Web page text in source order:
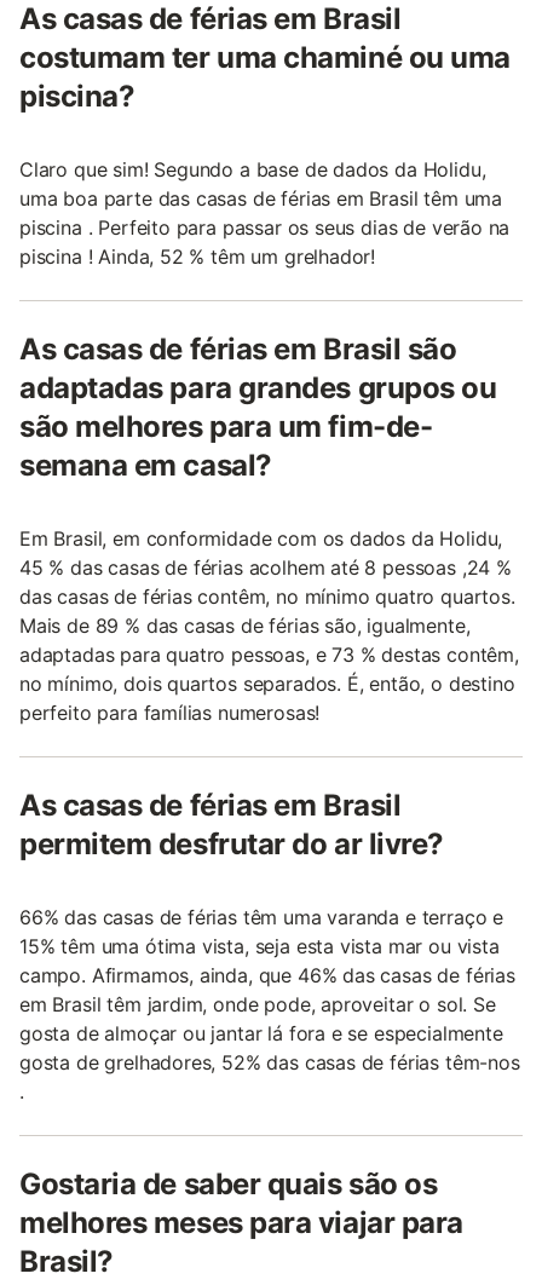
As casas de férias em Brasil
costumam ter uma chaminé ou uma
piscina?
Claro que sim! Segundo a base de dados da Holidu,
uma boa parte das casas de férias em Brasil têm uma
piscina . Perfeito para passar os seus dias de verão na
piscina ! Ainda, 52 % têm um grelhador!
As casas de férias em Brasil são
adaptadas para grandes grupos ou
são melhores para um fim-de-
semana em casal?
Em Brasil, em conformidade com os dados da Holidu,
45 % das casas de férias acolhem até 8 pessoas ,24 %
das casas de férias contêm, no mínimo quatro quartos.
Mais de 89 % das casas de férias são, igualmente,
adaptadas para quatro pessoas, e 73 % destas contêm,
no mínimo, dois quartos separados. É, então, o destino
perfeito para famílias numerosas!
As casas de férias em Brasil
permitem desfrutar do ar livre?
66% das casas de férias têm uma varanda e terraço e
15% têm uma ótima vista, seja esta vista mar ou vista
campo. Afirmamos, ainda, que 46% das casas de férias
em Brasil têm jardim, onde pode, aproveitar o sol. Se
gosta de almoçar ou jantar lá fora e se especialmente
gosta de grelhadores, 52% das casas de férias têm-nos
.
Gostaria de saber quais são os
melhores meses para viajar para
Brasil?